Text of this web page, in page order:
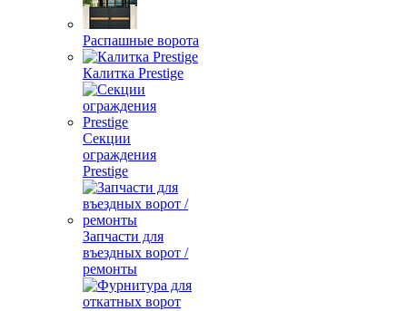
Распашные ворота
Калитка Prestige
Секции
ограждения
Prestige
Запчасти для
въездных ворот /
ремонты